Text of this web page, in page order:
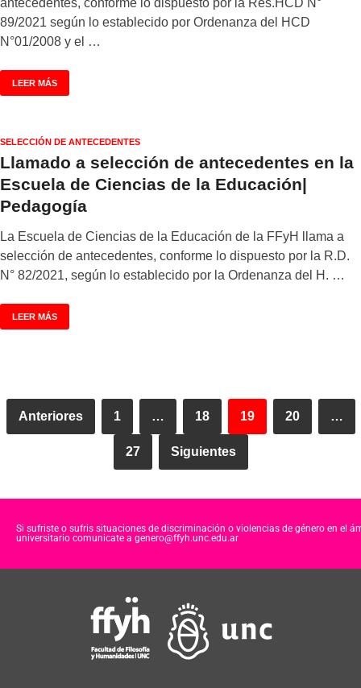
89/2021 según lo establecido por Ordenanza del HCD
N°01/2008 y el …
LEER MÁS
SELECCIÓN DE ANTECEDENTES
Llamado a selección de antecedentes en la
Escuela de Ciencias de la Educación|
Pedagogía
La Escuela de Ciencias de la Educación de la FFyH llama a
selección de antecedentes, conforme lo dispuesto por la R.D.
N° 82/2021, según lo establecido por la Ordenanza del H. …
LEER MÁS
Anteriores 1 … 18 19 20 …
27 Siguientes
Si sufriste o sufris situaciones de discriminación o violencias de género en el
universitario comunicate a genero@ffyh.unc.edu.ar